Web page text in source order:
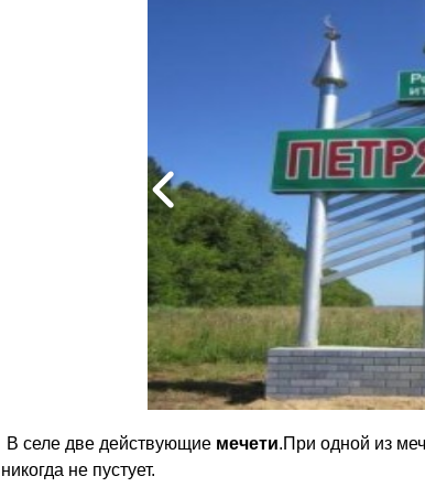
В селе две действующие мечети.При одной из
никогда не пустует.